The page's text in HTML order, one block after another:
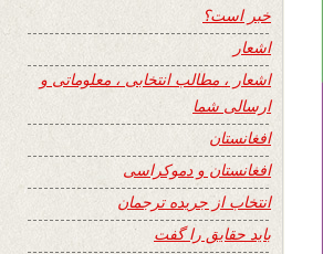
خبر است؟
اشعار
اشعار ، مطالب انتخابی ، معلوماتی و
ارسالی شما
افغانستان
افغانستان و دموکراسی
انتخاب از جریده ترجمان
باید حقایق را گفت